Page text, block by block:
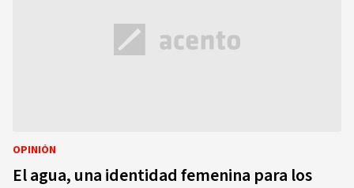
OPINIÓN
El agua, una identidad femenina para los